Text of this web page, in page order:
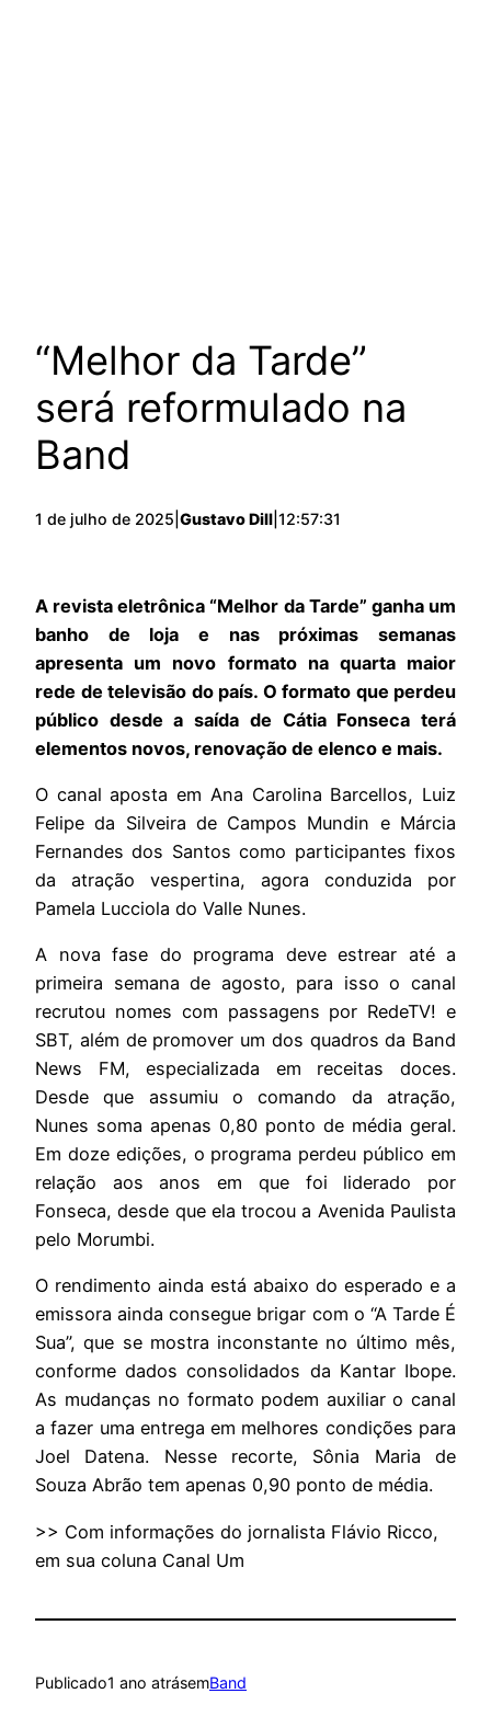
“Melhor da Tarde”
será reformulado na
Band
1 de julho de 2025 Gustavo Dill 12:57:31
A revista eletrônica “Melhor da Tarde” ganha um
banho de loja e nas próximas semanas
apresenta um novo formato na quarta maior
rede de televisão do país. O formato que perdeu
público desde a saída de Cátia Fonseca terá
elementos novos, renovação de elenco e mais.
O canal aposta em Ana Carolina Barcellos, Luiz
Felipe da Silveira de Campos Mundin e Márcia
Fernandes dos Santos como participantes fixos
da atração vespertina, agora conduzida por
Pamela Lucciola do Valle Nunes.
A nova fase do programa deve estrear até a
primeira semana de agosto, para isso o canal
recrutou nomes com passagens por RedeTV! e
SBT, além de promover um dos quadros da Band
News FM, especializada em receitas doces.
Desde que assumiu o comando da atração,
Nunes soma apenas 0,80 ponto de média geral.
Em doze edições, o programa perdeu público em
relação aos anos em que foi liderado por
Fonseca, desde que ela trocou a Avenida Paulista
pelo Morumbi.
O rendimento ainda está abaixo do esperado e a
emissora ainda consegue brigar com o “A Tarde É
Sua”, que se mostra inconstante no último mês,
conforme dados consolidados da Kantar Ibope.
As mudanças no formato podem auxiliar o canal
a fazer uma entrega em melhores condições para
Joel Datena. Nesse recorte, Sônia Maria de
Souza Abrão tem apenas 0,90 ponto de média.
>> Com informações do jornalista Flávio Ricco,
em sua coluna Canal Um
Publicado1 ano atrásemBand